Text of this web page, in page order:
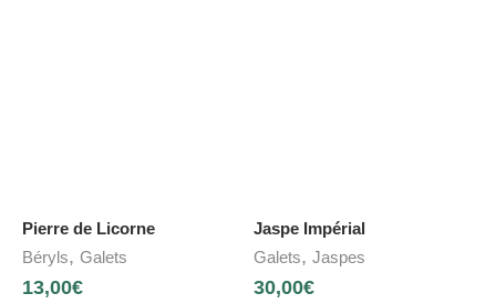
Pierre de Licorne
Béryls, Galets
13,00€
Jaspe Impérial
Galets, Jaspes
30,00€